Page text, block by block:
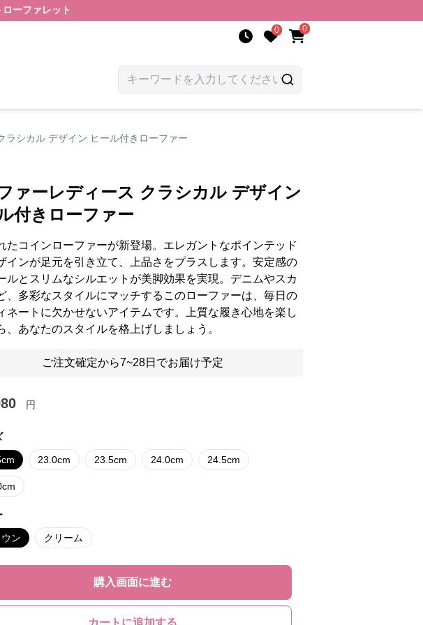
ローファレット
0 0
ラシカル デザイン ヒール付きローファー
ァーレディース クラシカル デザイン
付きローファー
たコインローファーが新登場。エレガントなポインテッド
インが足元を引き立て、上品さをプラスします。安定感の
ルとスリムなシルエットが美脚効果を実現。デニムやスカ
、多彩なスタイルにマッチするこのローファーは、毎日の
ネートに欠かせないアイテムです。上質な履き心地を楽し
、あなたのスタイルを格上げしましょう。
ご注文確定から7~28日でお届け予定
円
23.0cm 23.5cm 24.0cm 24.5cm
ン クリーム
購入画面に進む
カートに追加する